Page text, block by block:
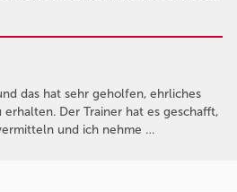
das hat sehr geholfen, ehrliches
Der Trainer hat es geschafft,
und ich nehme …